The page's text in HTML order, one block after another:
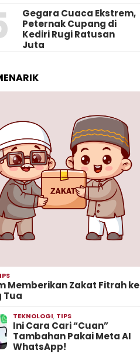
‎Gegara Cuaca Ekstrem,
Peternak Cupang di
Kediri Rugi Ratusan
Juta
Memberikan Zakat Fitrah ke
Tua
TEKNOLOGI, TIPS
Ini Cara Cari “Cuan”
Tambahan Pakai Meta AI
WhatsApp!